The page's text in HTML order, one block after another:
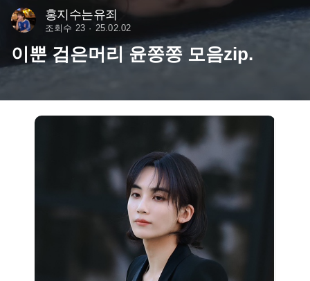
홍지수는유죄
조회수 23 25.02.02
이뿐 검은머리 윤쫑쫑 모음zip.